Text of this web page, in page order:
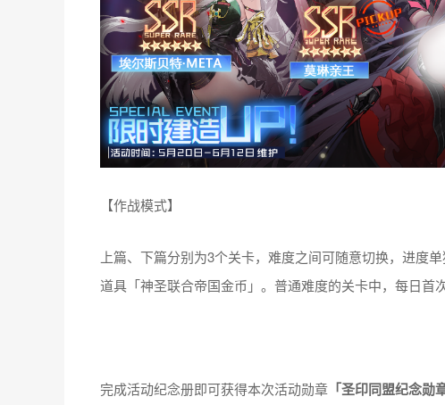
【作战模式】
上篇、下篇分别为3个关卡，难度之间可随意切换，进度
道具「神圣联合帝国金币」。普通难度的关卡中，每日首
完成活动纪念册即可获得本次活动勋章 「圣印同盟纪念勋